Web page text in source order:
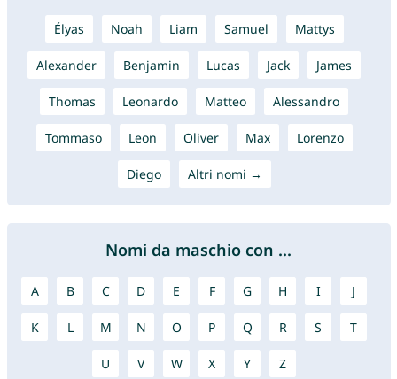
Élyas Noah Liam Samuel Mattys
Alexander Benjamin Lucas Jack James
Thomas Leonardo Matteo Alessandro
Tommaso Leon Oliver Max Lorenzo
Diego Altri nomi →
Nomi da maschio con ...
A B C D E F G H I J
K L M N O P Q R S T
U V W X Y Z